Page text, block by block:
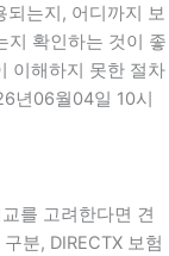
되는지, 어디까지 보
지 확인하는 것이 좋
이해하지 못한 절차
년06월04일 10시
를 고려한다면 견
분, DIRECTX 보험